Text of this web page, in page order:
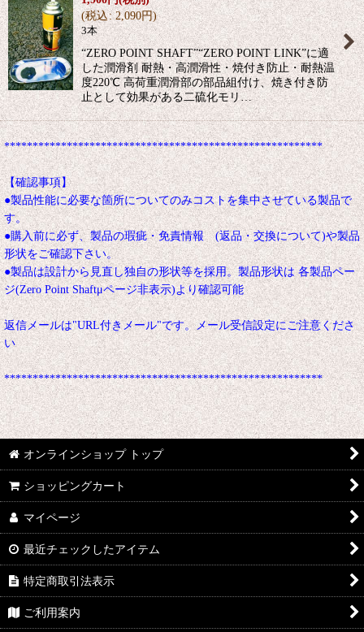
(税込: 2,090円)
3本
“ZERO POINT SHAFT”“ZERO POINT LINK”に適
した潤滑剤 耐熱・高潤滑性・焼付き防止・耐熱温
度220℃ 高荷重潤滑部の部品組付け、焼き付き防
止として効果がある二硫化モリ…
********************************************************
【確認事項】
●製品性能に必要な箇所についてのみコストを集中させている製品で
す。
●購入前に必ず、製品の瑕疵・免責情報 (返品・交換について)や製品
形状をご確認下さい。
●製品は設計から見直し独自の形状等を採用。製品形状は 各製品ペー
ジ(Zero Point Shaftμページ非表示)より確認可能
返信メールは"URL付きメール"です。メール受信設定にご注意くださ
い
********************************************************
オンラインショップ トップ
ショッピングカート
マイページ
最近チェックしたアイテム
特定商取引法表示
ご利用案内